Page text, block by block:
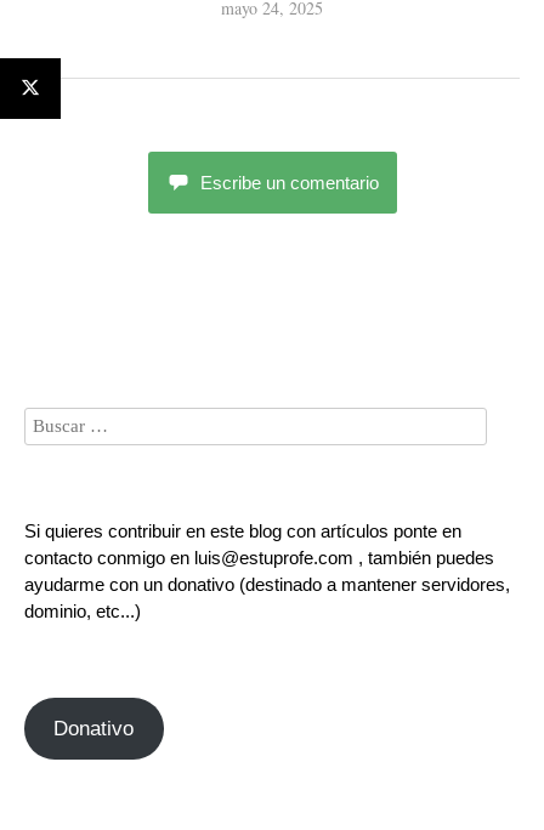
mayo 24, 2025
Escribe un comentario
Si quieres contribuir en este blog con artículos ponte en
contacto conmigo en luis@estuprofe.com , también puedes
ayudarme con un donativo (destinado a mantener servidores,
dominio, etc...)
Donativo